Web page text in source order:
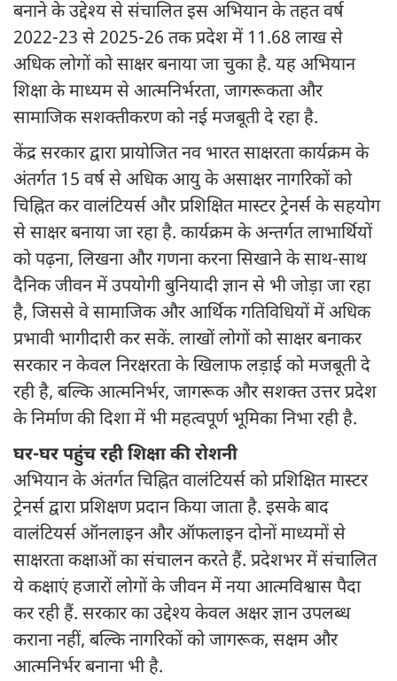
बनाने के उद्देश्य से संचालित इस अभियान के तहत वर्ष
2022-23 से 2025-26 तक प्रदेश में 11.68 लाख से
अधिक लोगों को साक्षर बनाया जा चुका है. यह अभियान
शिक्षा के माध्यम से आत्मनिर्भरता, जागरूकता और
सामाजिक सशक्तीकरण को नई मजबूती दे रहा है.
केंद्र सरकार द्वारा प्रायोजित नव भारत साक्षरता कार्यक्रम के
अंतर्गत 15 वर्ष से अधिक आयु के असाक्षर नागरिकों को
चिह्नित कर वालंटियर्स और प्रशिक्षित मास्टर ट्रेनर्स के सहयोग
से साक्षर बनाया जा रहा है. कार्यक्रम के अन्तर्गत लाभार्थियों
को पढ़ना, लिखना और गणना करना सिखाने के साथ-साथ
दैनिक जीवन में उपयोगी बुनियादी ज्ञान से भी जोड़ा जा रहा
है, जिससे वे सामाजिक और आर्थिक गतिविधियों में अधिक
प्रभावी भागीदारी कर सकें. लाखों लोगों को साक्षर बनाकर
सरकार न केवल निरक्षरता के खिलाफ लड़ाई को मजबूती दे
रही है, बल्कि आत्मनिर्भर, जागरूक और सशक्त उत्तर प्रदेश
के निर्माण की दिशा में भी महत्वपूर्ण भूमिका निभा रही है.
घर-घर पहुंच रही शिक्षा की रोशनी
अभियान के अंतर्गत चिह्नित वालंटियर्स को प्रशिक्षित मास्टर
ट्रेनर्स द्वारा प्रशिक्षण प्रदान किया जाता है. इसके बाद
वालंटियर्स ऑनलाइन और ऑफलाइन दोनों माध्यमों से
साक्षरता कक्षाओं का संचालन करते हैं. प्रदेशभर में संचालित
ये कक्षाएं हजारों लोगों के जीवन में नया आत्मविश्वास पैदा
कर रही हैं. सरकार का उद्देश्य केवल अक्षर ज्ञान उपलब्ध
कराना नहीं, बल्कि नागरिकों को जागरूक, सक्षम और
आत्मनिर्भर बनाना भी है.